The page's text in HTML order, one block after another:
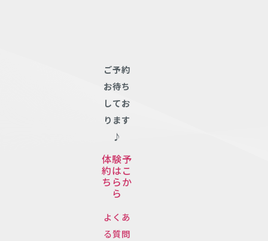
ご予約
お待ち
してお
ります
♪
体験予
約はこ
ちらか
ら
よくあ
る質問